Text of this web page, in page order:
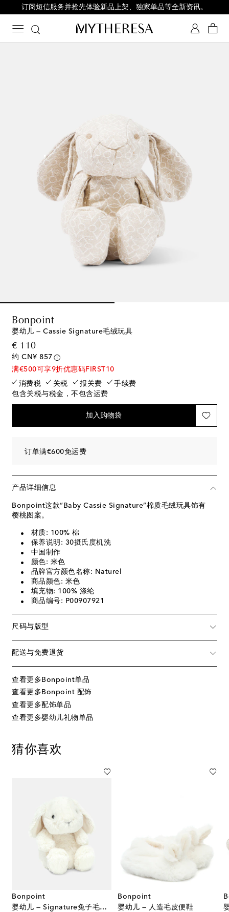
订阅短信服务并抢先体验新品上架、独家单品等全新资讯。
Bonpoint
婴幼儿 — Cassie Signature毛绒玩具
€ 110original price
约 CN¥ 857
满€500可享9折优惠码FIRST10
消费税
关税 报关费
手续费
包含关税与税金，不包含运费
加入购物袋
订单满€600免运费
产品详细信息
Bonpoint这款“Baby Cassie Signature”棉质毛绒玩具饰有
樱桃图案。
材质: 100% 棉
保养说明: 30摄氏度机洗
中国制作
颜色: 米色
品牌官方颜色名称: Naturel
商品颜色: 米色
填充物: 100% 涤纶
商品编号: P00907921
尺码与版型
配送与免费退货
查看更多Bonpoint单品
查看更多Bonpoint 配饰
查看更多配饰单品
查看更多婴幼儿礼物单品
猜你喜欢
Bonpoint
婴幼儿 — Signature兔子毛绒玩具
Bonpoint
婴幼儿 — 人造毛皮便鞋